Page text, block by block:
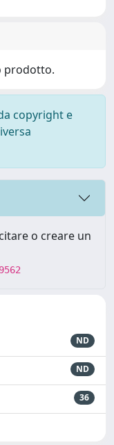
prodotto.
copyright e
o creare un
ND
ND
36